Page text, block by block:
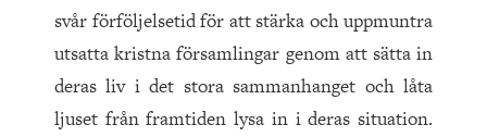
svår förföljelsetid för att stärka och uppmuntra
utsatta kristna församlingar genom att sätta in
deras liv i det stora sammanhanget och låta
ljuset från framtiden lysa in i deras situation.